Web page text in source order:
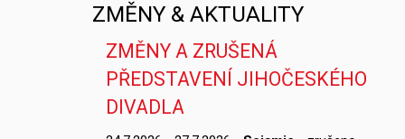
ZMĚNY & AKTUALITY
ZMĚNY A ZRUŠENÁ
PŘEDSTAVENÍ JIHOČESKÉHO
DIVADLA